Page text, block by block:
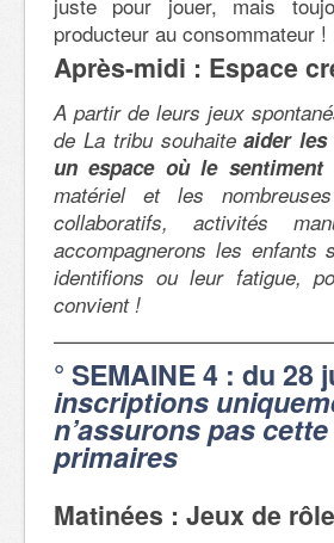
producteur au consommateur !
Après-midi : Espace
A partir de leurs jeux
de La tribu souhaiteaider
un espace où le
matériel et les
collaboratifs, activités
accompagnerons les enfants
identifions ou leur fatigue,
convient !
° SEMAINE 4 : du
inscriptions
n’assurons pas
primaires
Matinées : Jeux de